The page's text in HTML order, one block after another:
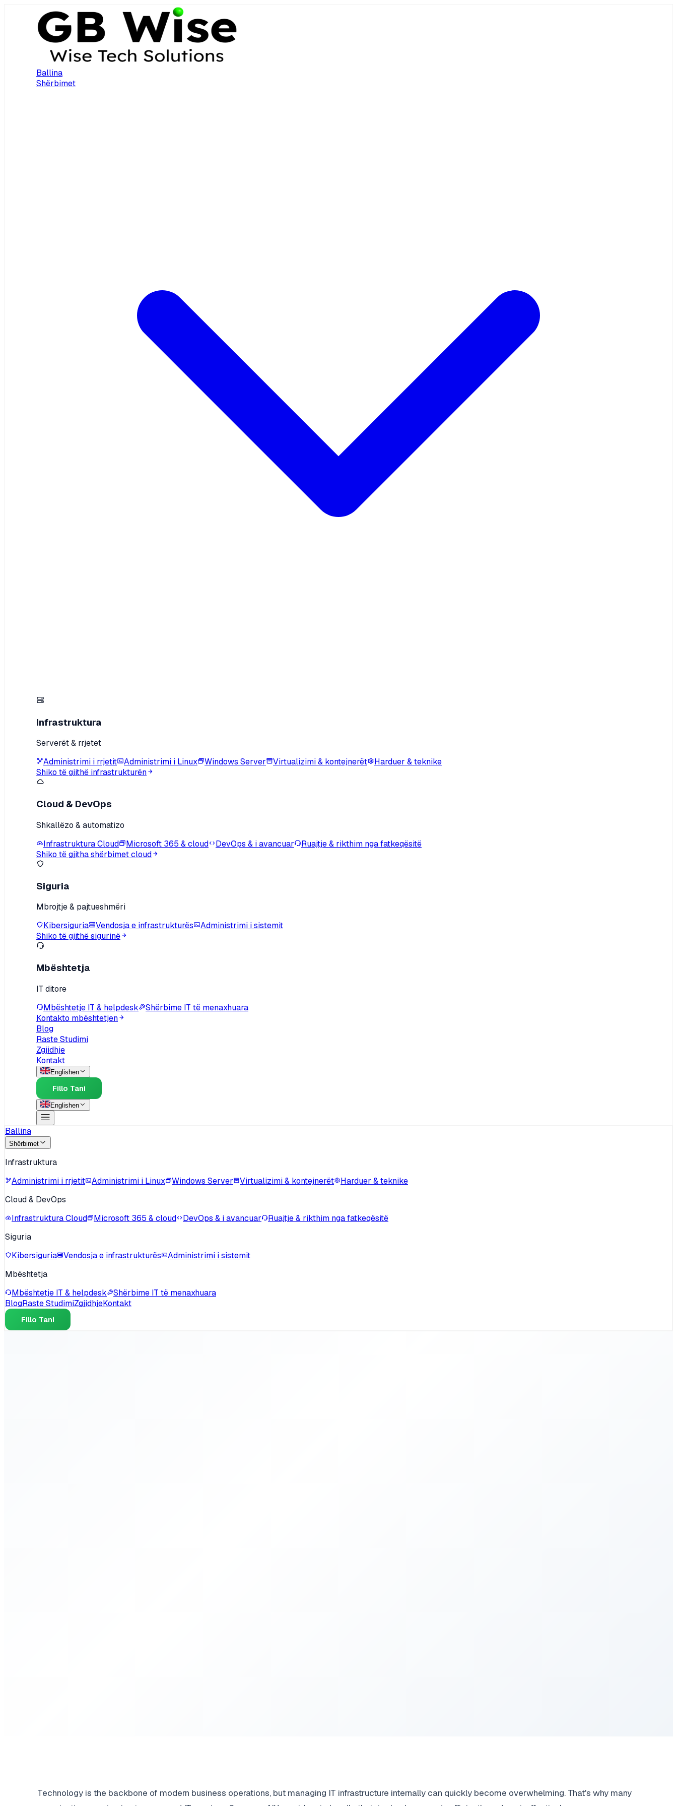
Ballina
Shërbimet
Infrastruktura
Serverët & rrjetet
Administrimi i rrjetit
Administrimi i Linux Windows Server Virtualizimi & kontejnerët
Harduer & teknike
Shiko të gjithë infrastrukturën
Cloud & DevOps
Shkallëzo & automatizo
Infrastruktura Cloud
Microsoft 365 & cloud DevOps & i avancuar
Ruajtje & rikthim nga fatkeqësitë
Shiko të gjitha shërbimet cloud
Siguria
Mbrojtje & pajtueshmëri
Kibersiguria
Vendosja e infrastrukturës
Administrimi i sistemit
Shiko të gjithë sigurinë
Mbështetja
IT ditore
Mbështetje IT & helpdesk
Shërbime IT të menaxhuara
Kontakto mbështetjen
Blog
Raste Studimi
Zgjidhje
Kontakt
Englishen
Fillo Tani
Englishen
Ballina
Shërbimet
Infrastruktura
Administrimi i rrjetit
Administrimi i Linux Windows Server Virtualizimi & kontejnerët
Harduer & teknike
Cloud & DevOps
Infrastruktura Cloud
Microsoft 365 & cloud DevOps & i avancuar
Ruajtje & rikthim nga fatkeqësitë
Siguria
Kibersiguria
Vendosja e infrastrukturës
Administrimi i sistemit
Mbështetja
Mbështetje IT & helpdesk
Shërbime IT të menaxhuara
BlogRaste StudimiZgjidhjeKontakt
Fillo Tani
Technology is the backbone of modern business operations, but managing IT infrastructure internally can quickly become overwhelming. That's why many